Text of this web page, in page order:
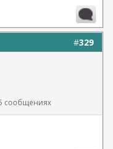
#329
сообщениях